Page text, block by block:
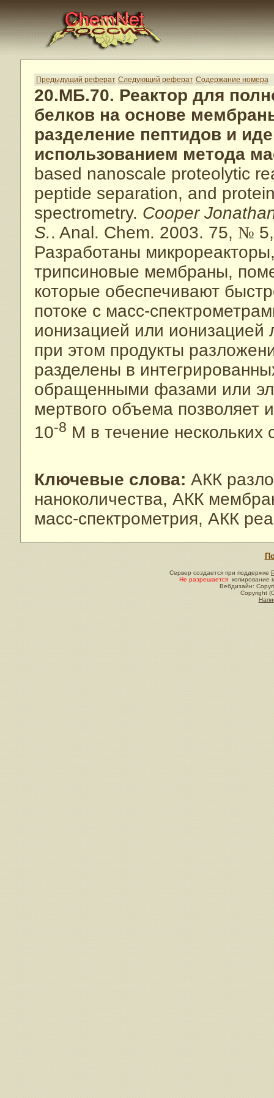
Предыдущий реферат Следующий реферат Содержание номера
20.МБ.70. Реактор для
белков на основе
разделение пептидов и
использованием метода
based nanoscale proteolytic
peptide separation, and
spectrometry. Cooper
S.. Anal. Chem. 2003. 75, №
Разработаны
трипсиновые мембраны,
которые обеспечивают
потоке с масс-
ионизацией или
при этом продукты
разделены в
обращенными фазами или
мертвого объема позволяет
10-8 М в течение нескольких
Ключевые слова: АКК
наноколичества, АКК
масс-спектрометрия, АКК
Сервер создается при поддержке
Не разрешается копирование
Вебдизайн:
Copyright